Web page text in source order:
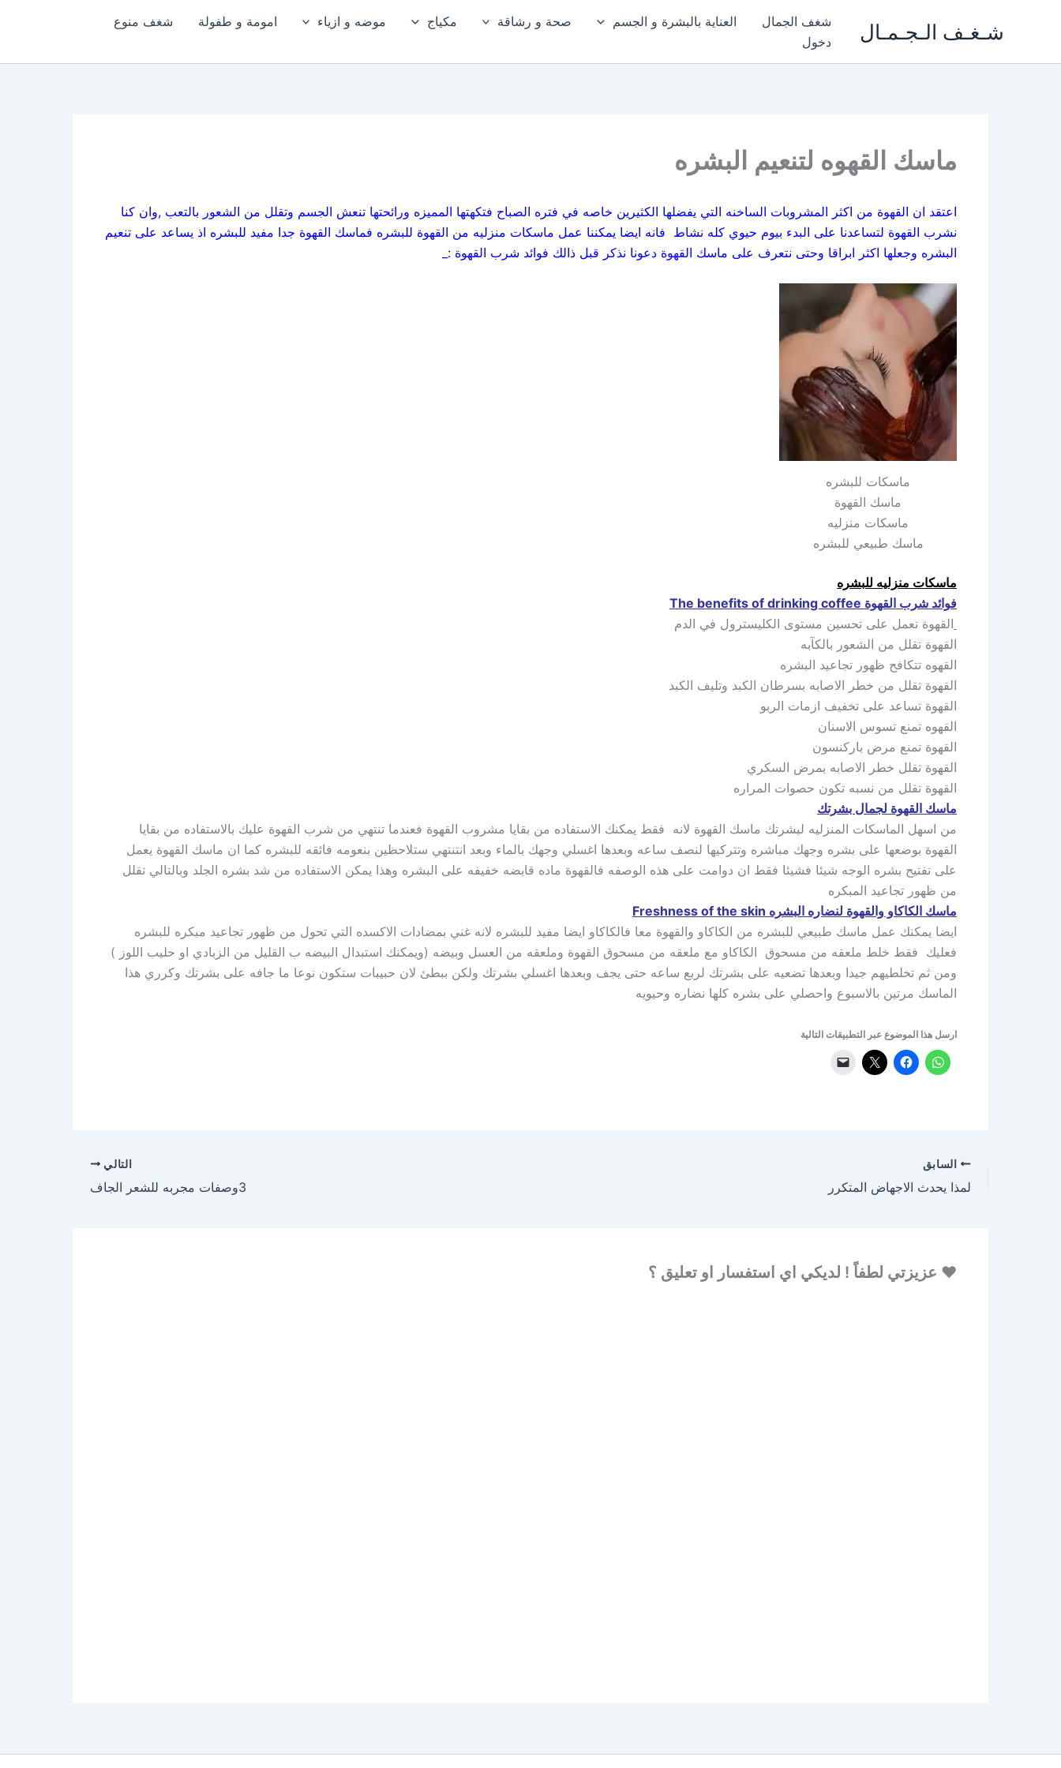
شـغـف الـجـمـال شغف الجمال العناية بالبشرة و الجسم صحة و رشاقة مكياج موضه و ازياء امومة و طفولة
شغف منوع
دخول
ماسك القهوه لتنعيم البشره
اعتقد ان القهوة من اكثر المشروبات الساخنه التي يفضلها الكثيرين خاصه في فتره الصباح فتكهتها المميزه ورائحتها تنعش الجسم وتقلل من الشعور بالتعب ,وان كنا
نشرب القهوة لتساعدنا على البدء بيوم حيوي كله نشاط فانه ايضا يمكننا عمل ماسكات منزليه من القهوة للبشره فماسك القهوة جدا مفيد للبشره اذ يساعد على تنعيم
البشره وجعلها اكثر ابراقا وحتى نتعرف على ماسك القهوة دعونا نذكر قبل ذالك فوائد شرب القهوة :_
ماسكات للبشره
ماسك القهوة
ماسكات منزليه
ماسك طبيعي للبشره
ماسكات منزليه للبشره
فوائد شرب القهوة The benefits of drinking coffee
القهوة تعمل على تحسين مستوى الكليسترول في الدم
القهوة تقلل من الشعور بالكآبه
القهوه تتكافح ظهور تجاعيد البشره
القهوة تقلل من خطر الاصابه بسرطان الكبد وتليف الكبد
القهوة تساعد على تخفيف ازمات الربو
القهوه تمنع تسوس الاسنان
القهوة تمنع مرض باركنسون
القهوة تقلل خطر الاصابه بمرض السكري
القهوة تقلل من نسبه تكون حصوات المراره
ماسك القهوة لجمال بشرتك
من اسهل الماسكات المنزليه لبشرتك ماسك القهوة لانه فقط يمكنك الاستفاده من بقايا مشروب القهوة فعندما تنتهي من شرب القهوة عليك بالاستفاده من بقايا
القهوة بوضعها على بشره وجهك مباشره وتتركيها لنصف ساعه وبعدها اغسلي وجهك بالماء وبعد انتنتهي ستلاحظين بنعومه فائقه للبشره كما ان ماسك القهوة يعمل
على تفتيح بشره الوجه شيئا فشيئا فقط ان دوامت على هذه الوصفه فالقهوة ماده قابضه خفيفه على البشره وهذا يمكن الاستفاده من شد بشره الجلد وبالتالي تقلل
من ظهور تجاعيد المبكره
ماسك الكاكاو والقهوة لنضاره البشره Freshness of the skin
ايضا يمكنك عمل ماسك طبيعي للبشره من الكاكاو والقهوة معا فالكاكاو ايضا مفيد للبشره لانه غني بمضادات الاكسده التي تحول من ظهور تجاعيد مبكره للبشره
فعليك فقط خلط ملعقه من مسحوق الكاكاو مع ملعقه من مسحوق القهوة وملعقه من العسل وبيضه (ويمكنك استبدال البيضه ب القليل من الزبادي او حليب اللوز )
ومن ثم تخلطيهم جيدا وبعدها تضعيه على بشرتك لربع ساعه حتى يجف وبعدها اغسلي بشرتك ولكن ببطئ لان حبيبات ستكون نوعا ما جافه على بشرتك وكرري هذا
الماسك مرتين بالاسبوع واحصلي على بشره كلها نضاره وحيويه
ارسل هذا الموضوع عبر التطبيقات التالية
السابق
لمذا يحدث الاجهاض المتكرر
التالي
3وصفات مجربه للشعر الجاف
♥ عزيزتي لطفاً ! لديكي اي استفسار او تعليق ؟